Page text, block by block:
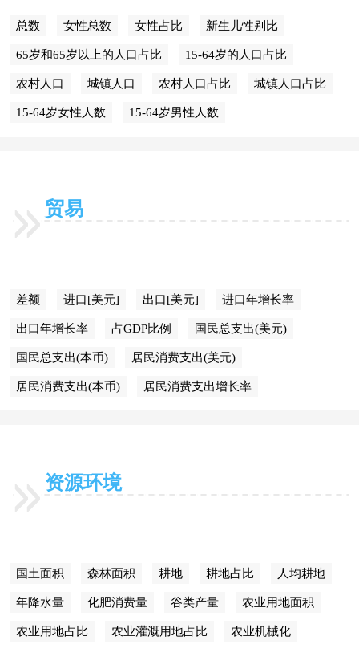
总数 女性总数 女性占比 新生儿性别比
65岁和65岁以上的人口占比 15-64岁的人口占比
农村人口 城镇人口 农村人口占比 城镇人口占比
15-64岁女性人数 15-64岁男性人数
贸易
差额 进口[美元] 出口[美元] 进口年增长率
出口年增长率 占GDP比例 国民总支出(美元)
国民总支出(本币) 居民消费支出(美元)
居民消费支出(本币) 居民消费支出增长率
资源环境
国土面积 森林面积 耕地 耕地占比 人均耕地
年降水量 化肥消费量 谷类产量 农业用地面积
农业用地占比 农业灌溉用地占比 农业机械化